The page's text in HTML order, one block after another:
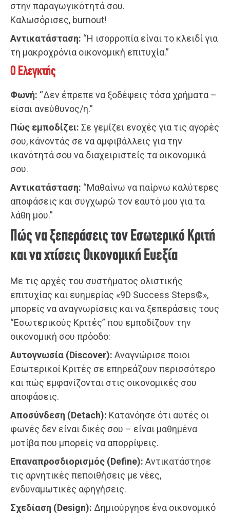
στην παραγωγικότητά σου.
Καλωσόρισες, burnout!
Αντικατάσταση: “Η ισορροπία είναι το κλειδί για
τη μακροχρόνια οικονομική επιτυχία.”
Ο Ελεγκτής
Φωνή: “Δεν έπρεπε να ξοδέψεις τόσα χρήματα –
είσαι ανεύθυνος/η.”
Πώς εμποδίζει: Σε γεμίζει ενοχές για τις αγορές
σου, κάνοντάς σε να αμφιβάλλεις για την
ικανότητά σου να διαχειριστείς τα οικονομικά
σου.
Αντικατάσταση: “Μαθαίνω να παίρνω καλύτερες
αποφάσεις και συγχωρώ τον εαυτό μου για τα
λάθη μου.”
Πώς να ξεπεράσεις τον Εσωτερικό Κριτή
και να χτίσεις Οικονομική Ευεξία
Με τις αρχές του συστήματος ολιστικής
επιτυχίας και ευημερίας «9D Success Steps©»,
μπορείς να αναγνωρίσεις και να ξεπεράσεις τους
“Εσωτερικούς Κριτές” που εμποδίζουν την
οικονομική σου πρόοδο:
Αυτογνωσία (Discover): Αναγνώρισε ποιοι
Εσωτερικοί Κριτές σε επηρεάζουν περισσότερο
και πώς εμφανίζονται στις οικονομικές σου
αποφάσεις.
Αποσύνδεση (Detach): Κατανόησε ότι αυτές οι
φωνές δεν είναι δικές σου – είναι μαθημένα
μοτίβα που μπορείς να απορρίψεις.
Επαναπροσδιορισμός (Define): Αντικατάστησε
τις αρνητικές πεποιθήσεις με νέες,
ενδυναμωτικές αφηγήσεις.
Σχεδίαση (Design): Δημιούργησε ένα οικονομικό